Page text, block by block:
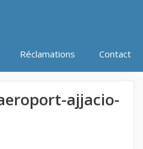
Réclamations Contact
ajjacio-